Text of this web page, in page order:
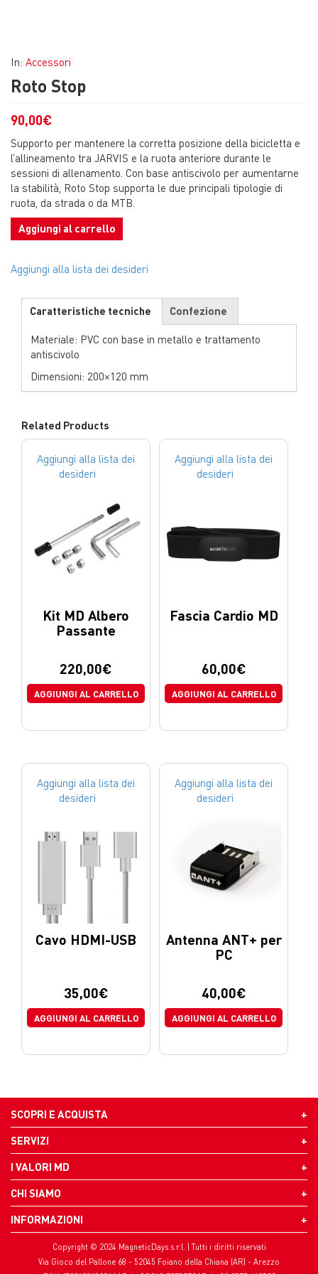
In: Accessori
Roto Stop
90,00€
Supporto per mantenere la corretta posizione della bicicletta e
l’allineamento tra JARVIS e la ruota anteriore durante le
sessioni di allenamento. Con base antiscivolo per aumentarne
la stabilità, Roto Stop supporta le due principali tipologie di
ruota, da strada o da MTB.
Aggiungi al carrello
Aggiungi alla lista dei desideri
Caratteristiche tecniche
Confezione
Materiale: PVC con base in metallo e trattamento
antiscivolo
Dimensioni: 200×120 mm
Related Products
Aggiungi alla lista dei
desideri
Kit MD Albero
Passante
220,00€
AGGIUNGI AL CARRELLO
Aggiungi alla lista dei
desideri
Fascia Cardio MD
60,00€
AGGIUNGI AL CARRELLO
Aggiungi alla lista dei
desideri
Cavo HDMI-USB
35,00€
AGGIUNGI AL CARRELLO
Aggiungi alla lista dei
desideri
Antenna ANT+ per
PC
40,00€
AGGIUNGI AL CARRELLO
SCOPRI E ACQUISTA
SERVIZI
I VALORI MD
CHI SIAMO
INFORMAZIONI
Copyright © 2024 MagneticDays s.r.l. | Tutti i diritti riservati
Via Gioco del Pallone 68 - 52045 Foiano della Chiana (AR) - Arezzo